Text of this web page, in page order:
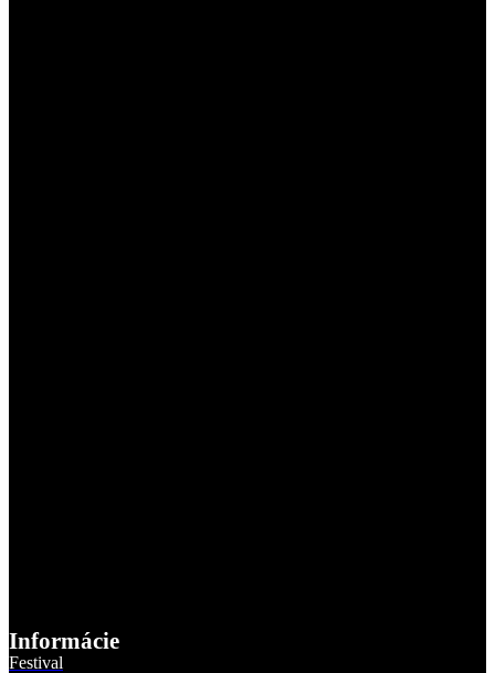
Informácie
Festival